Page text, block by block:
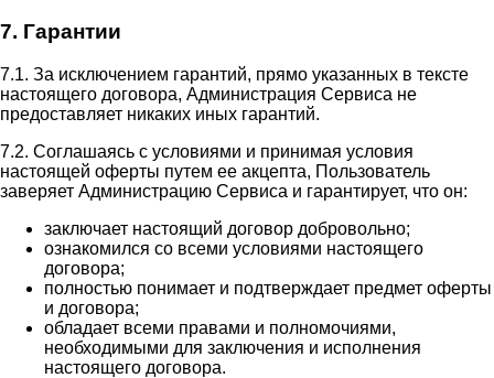
7. Гарантии
7.1. За исключением гарантий, прямо указанных в тексте
настоящего договора, Администрация Сервиса не
предоставляет никаких иных гарантий.
7.2. Соглашаясь с условиями и принимая условия
настоящей оферты путем ее акцепта, Пользователь
заверяет Администрацию Сервиса и гарантирует, что он:
заключает настоящий договор добровольно;
ознакомился со всеми условиями настоящего
договора;
полностью понимает и подтверждает предмет оферты
и договора;
обладает всеми правами и полномочиями,
необходимыми для заключения и исполнения
настоящего договора.